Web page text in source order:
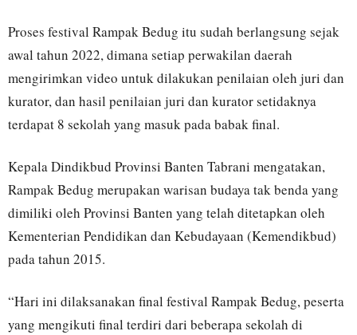
Proses festival Rampak Bedug itu sudah berlangsung sejak
awal tahun 2022, dimana setiap perwakilan daerah
mengirimkan video untuk dilakukan penilaian oleh juri dan
kurator, dan hasil penilaian juri dan kurator setidaknya
terdapat 8 sekolah yang masuk pada babak final.
Kepala Dindikbud Provinsi Banten Tabrani mengatakan,
Rampak Bedug merupakan warisan budaya tak benda yang
dimiliki oleh Provinsi Banten yang telah ditetapkan oleh
Kementerian Pendidikan dan Kebudayaan (Kemendikbud)
pada tahun 2015.
“Hari ini dilaksanakan final festival Rampak Bedug, peserta
yang mengikuti final terdiri dari beberapa sekolah di